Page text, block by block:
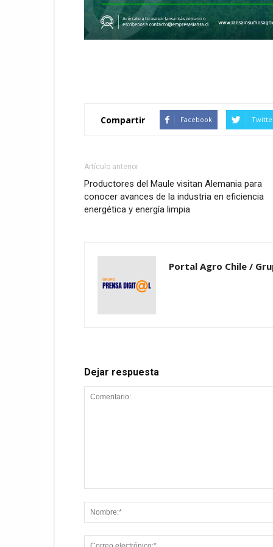
Compartir Facebook
Artículo anterior
Productores del Maule visitan Alemania para
conocer avances de la industria en eficiencia
energética y energía limpia
Portal Agro Chile /
Dejar respuesta